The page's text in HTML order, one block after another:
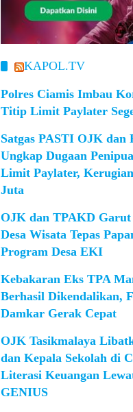
KAPOL.TV
Polres Ciamis Imbau
Titip Limit Paylater
Satgas PASTI OJK dan
Ungkap Dugaan
Limit Paylater,
Juta
OJK dan TPAKD
Desa Wisata Tepas
Program Desa EKI
Kebakaran Eks TPA
Berhasil Dikendalikan,
Damkar Gerak Cepat
OJK Tasikmalaya
dan Kepala Sekolah di
Literasi Keuangan
GENIUS